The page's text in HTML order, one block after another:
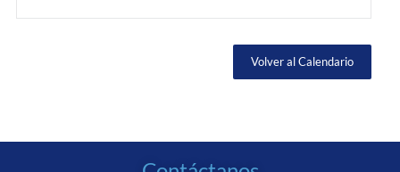
Volver al Calendario